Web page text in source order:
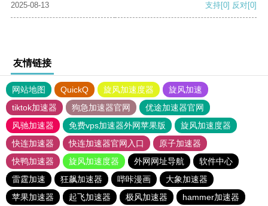
2025-08-13
支持[0] 反对[0]
友情链接
网站地图 QuickQ 旋风加速度器
旋风加速
tiktok加速器
狗急加速器官网
优途加速器官网
风驰加速器
免费vps加速器外网苹果版
旋风加速度器
快连加速器
快连加速器官网入口
原子加速器
快鸭加速器
旋风加速度器 外网网址导航
软件中心
雷霆加速
狂飙加速器 哔咔漫画
大象加速器
苹果加速器
起飞加速器 极风加速器
hammer加速器